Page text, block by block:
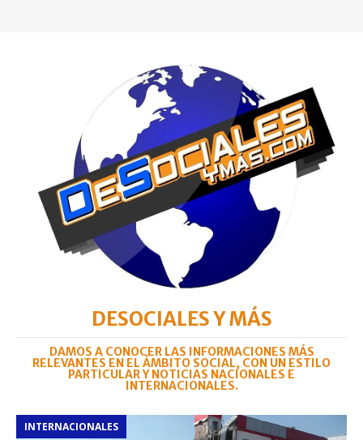
DESOCIALES Y MÁS
DAMOS A CONOCER LAS INFORMACIONES MÁS
RELEVANTES EN EL ÁMBITO SOCIAL, CON UN ESTILO
PARTICULAR Y NOTICIAS NACIONALES E
INTERNACIONALES.
INTERNACIONALES